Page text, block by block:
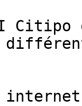
Citipo
internet